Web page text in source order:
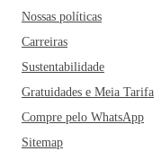
Nossas políticas
Carreiras
Sustentabilidade
Gratuidades e Meia Tarifa
Compre pelo WhatsApp
Sitemap